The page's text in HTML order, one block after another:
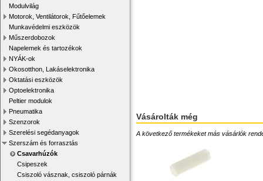
Modulvilág
Motorok, Ventilátorok, Fűtőelemek
Munkavédelmi eszközök
Műszerdobozok
Napelemek és tartozékok
NYÁK-ok
Okosotthon, Lakáselektronika
Oktatási eszközök
Optoelektronika
Peltier modulok
Pneumatika
Szenzorok
Szerelési segédanyagok
Szerszám és forrasztás
Csavarhúzók
Csipeszek
Csiszoló vásznak, csiszoló párnák
Vásárolták még
A következő termékeket más vásárlók